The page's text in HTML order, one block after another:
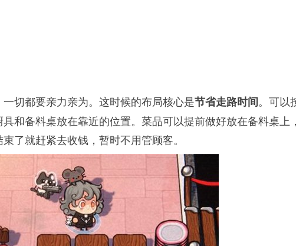
切都要亲力亲为。这时候的布局核心是节省走路时间。可以
和备料桌放在靠近的位置。菜品可以提前做好放在备料桌上
了就赶紧去收钱，暂时不用管顾客。